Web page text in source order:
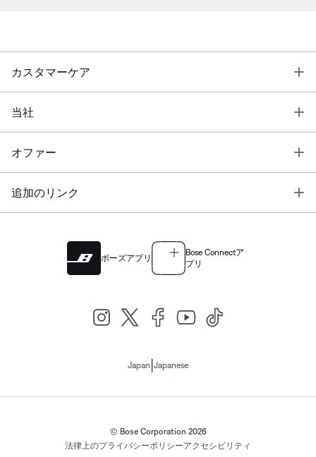
カスタマーケア
当社
オファー
追加のリンク
ボーズアプリ
Bose Connectア
プリ
Japan Japanese
© Bose Corporation 2026
法律上のプライバシーポリシーアクセシビリティ